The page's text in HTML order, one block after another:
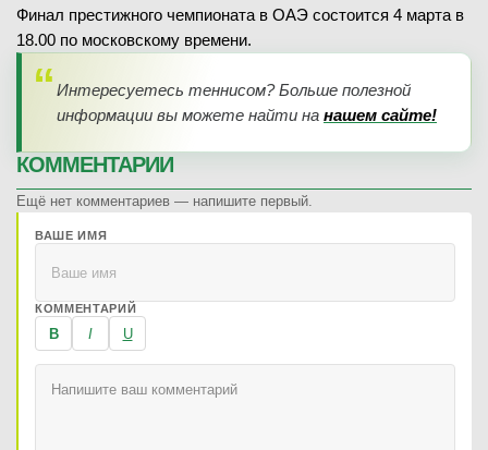
Финал престижного чемпионата в ОАЭ состоится 4 марта в
18.00 по московскому времени.
Интересуетесь теннисом? Больше полезной
информации вы можете найти на нашем сайте!
КОММЕНТАРИИ
Ещё нет комментариев — напишите первый.
ВАШЕ ИМЯ
КОММЕНТАРИЙ
B I U